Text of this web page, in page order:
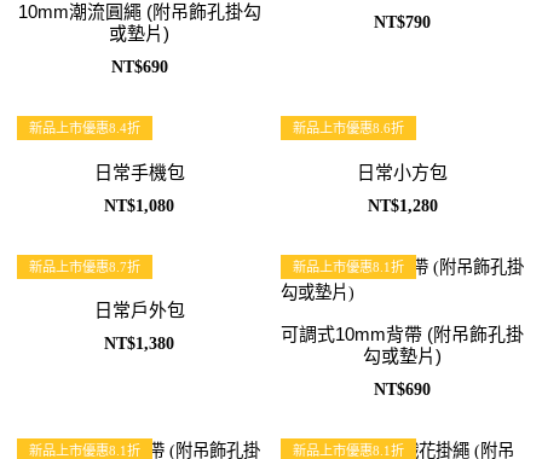
10mm潮流圓繩 (附吊飾孔掛勾
或墊片)
NT$690
NT$790
新品上市優惠8.4折
日常手機包
NT$1,080
新品上市優惠8.6折
日常小方包
NT$1,280
新品上市優惠8.7折
日常戶外包
NT$1,380
新品上市優惠8.1折
可調式10mm背帶 (附吊飾孔掛
勾或墊片)
NT$690
新品上市優惠8.1折 新品上市優惠8.1折